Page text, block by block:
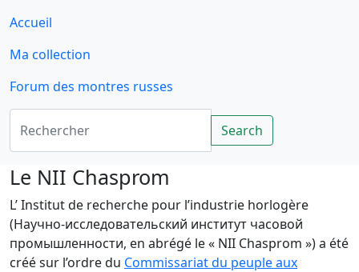
Accueil
Ma collection
Forum des montres russes
Rechercher
Search
Le NII Chasprom
L’ Institut de recherche pour l’industrie horlogère
(Научно-исследовательский институт часовой
промышленности, en abrégé le « NII Chasprom ») a été
créé sur l’ordre du Commissariat du peuple aux